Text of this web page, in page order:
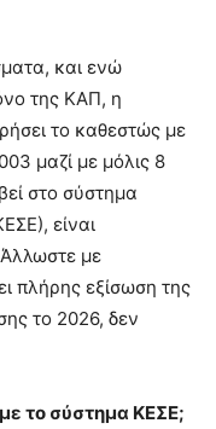
και ενώ
της ΚΑΠ, η
το καθεστώς µε
µαζί µε µόλις 8
στο σύστηµα
είναι
µε
πλήρης εξίσωση της
το 2026, δεν
το σύστηµα ΚΕΣΕ;